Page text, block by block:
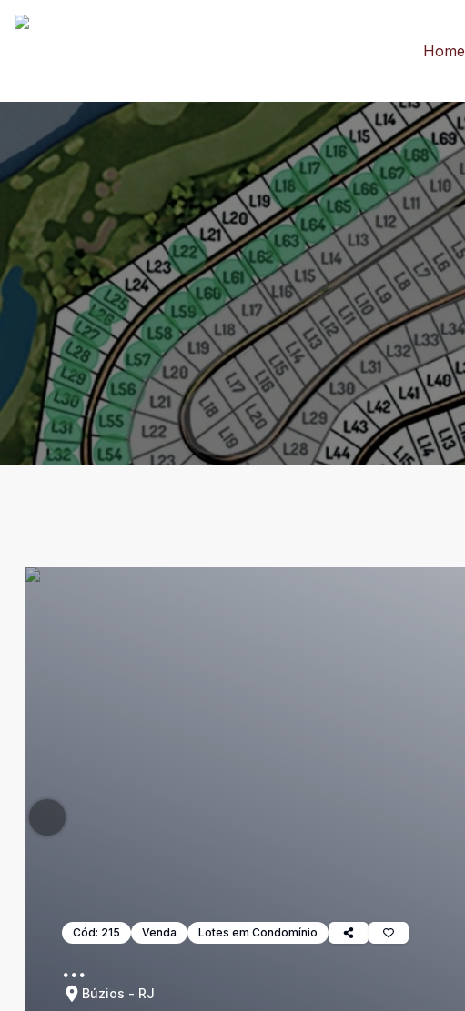
Home
Cód: 215 Venda Lotes em Condomínio
...
Búzios - RJ